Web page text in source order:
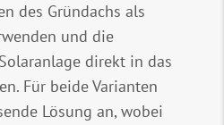
des Gründachs als
und die
direkt in das
Für beide Varianten
Lösung an, wobei